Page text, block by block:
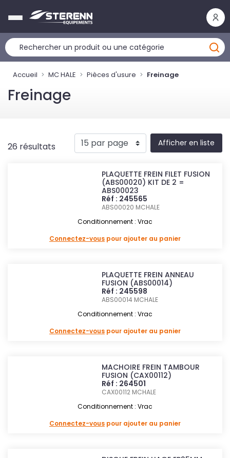
Accueil MC HALE Pièces d'usure Freinage
Freinage
26 résultats Afficher en liste
PLAQUETTE FREIN FILET FUSION
(ABS00020) KIT DE 2 =
ABS00023
Réf : 245565
ABS00020 MCHALE
Conditionnement : Vrac
Connectez-vous pour ajouter au panier
PLAQUETTE FREIN ANNEAU
FUSION (ABS00014)
Réf : 245598
ABS00014 MCHALE
Conditionnement : Vrac
Connectez-vous pour ajouter au panier
MACHOIRE FREIN TAMBOUR
FUSION (CAX00112)
Réf : 264501
CAX00112 MCHALE
Conditionnement : Vrac
Connectez-vous pour ajouter au panier